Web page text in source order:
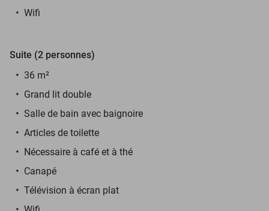
Wifi
Suite (2 personnes)
36 m²
Grand lit double
Salle de bain avec baignoire
Articles de toilette
Nécessaire à café et à thé
Canapé
Télévision à écran plat